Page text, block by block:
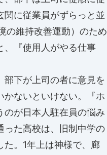
関に従業員がずらっと並
の維持改善運動）のため
、『使用人がやる仕事
部下が上司の者に意見を
かないといけない。『ホ
のが日本人駐在員の悩み
った高校は、旧制中学の
。1年上は神様で、廊